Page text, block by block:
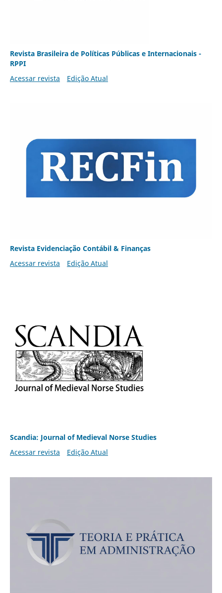
Revista Brasileira de Políticas Públicas e Internacionais -
RPPI
Acessar revista
Edição Atual
Revista Evidenciação Contábil & Finanças
Acessar revista
Edição Atual
Scandia: Journal of Medieval Norse Studies
Acessar revista
Edição Atual